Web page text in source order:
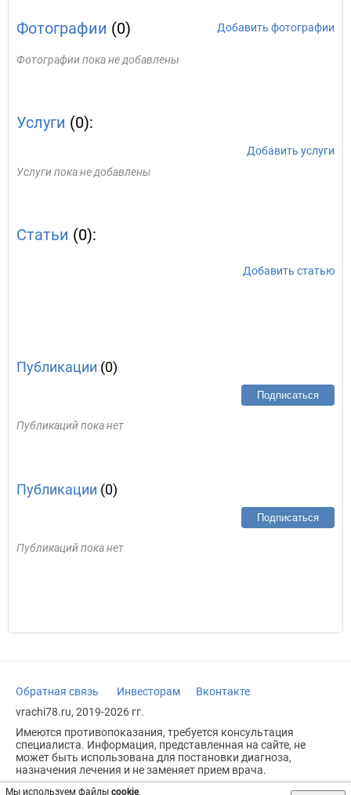
Мы используем файлы cookie.
Фотографии (0) Добавить фотографии
Фотографии пока не добавлены
Услуги (0):
Добавить услуги
Услуги пока не добавлены
Статьи (0):
Добавить статью
Публикации (0)
Подписаться
Публикаций пока нет
Публикации (0)
Подписаться
Публикаций пока нет
Обратная связь Инвесторам
Вконтакте
vrachi78.ru, 2019-2026 гг.
Имеются противопоказания, требуется консультация
специалиста. Информация, представленная на сайте, не
может быть использована для постановки диагноза,
назначения лечения и не заменяет прием врача.
Возрастное ограничение: 18+